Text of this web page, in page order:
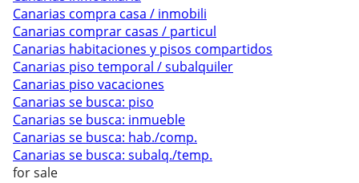
Canarias compra casa / inmobili
Canarias comprar casas / particul
Canarias habitaciones y pisos compartidos
Canarias piso temporal / subalquiler
Canarias piso vacaciones
Canarias se busca: piso
Canarias se busca: inmueble
Canarias se busca: hab./comp.
Canarias se busca: subalq./temp.
for sale